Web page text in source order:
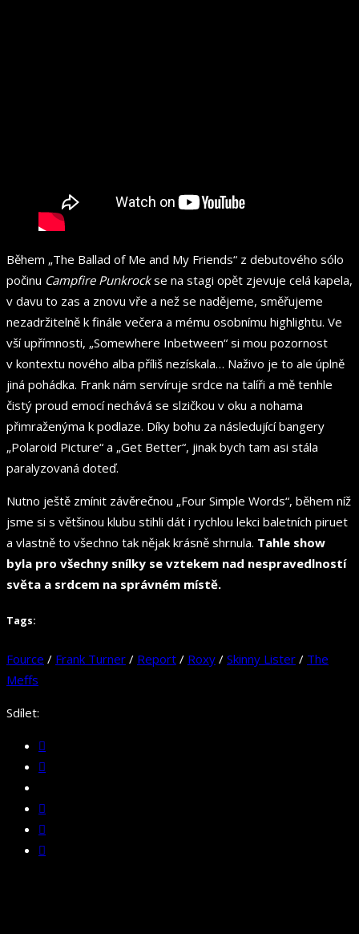
Během „The Ballad of Me and My Friends“ z debutového sólo
počinu Campfire Punkrockse na stagi opět zjevuje celá kapela,
v davu to zas a znovu vře a než se nadějeme, směřujeme
nezadržitelně k finále večera a mému osobnímu highlightu. Ve
vší upřímnosti, „Somewhere Inbetween“ si mou pozornost
v kontextu nového alba příliš nezískala… Naživo je to ale úplně
jiná pohádka. Frank nám servíruje srdce na talíři a mě tenhle
čistý proud emocí nechává se slzičkou v oku a nohama
přimraženýma k podlaze. Díky bohu za následující bangery
„Polaroid Picture“ a „Get Better“, jinak bych tam asi stála
paralyzovaná doteď.
Nutno ještě zmínit závěrečnou „Four Simple Words“, během níž
jsme si s většinou klubu stihli dát i rychlou lekci baletních piruet
a vlastně to všechno tak nějak krásně shrnula. Tahle show
byla pro všechny snílky se vztekem nad nespravedlností
světa a srdcem na správném místě.
Tags:
Fource / Frank Turner / Report / Roxy / Skinny Lister / The
Meffs
Sdílet: